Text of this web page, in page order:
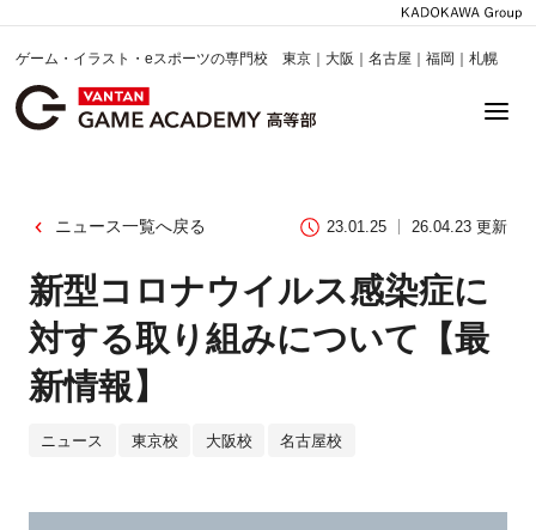
ゲーム・イラスト・eスポーツの専門校 東京｜大阪｜名古屋｜福岡｜札幌
ニュース一覧へ戻る 23.01.25 26.04.23 更新
新型コロナウイルス感染症に
対する取り組みについて【最
新情報】
ニュース 東京校 大阪校 名古屋校